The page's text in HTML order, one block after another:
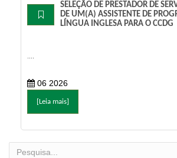
SELEÇÃO DE PRESTADOR DE
DE UM(A) ASSISTENTE DE
LÍNGUA INGLESA PARA O CCDG
06 2026
[Leia mais]